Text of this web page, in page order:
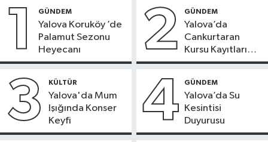
1 GÜNDEM
Yalova Koruköy ’de
Palamut Sezonu
Heyecanı
2 GÜNDEM
Yalova’da
Cankurtaran
Kursu Kayıtları
Başladı
3 KÜLTÜR
Yalova'da Mum
Işığında Konser
Keyfi
4 GÜNDEM
Yalova’da Su
Kesintisi
Duyurusu